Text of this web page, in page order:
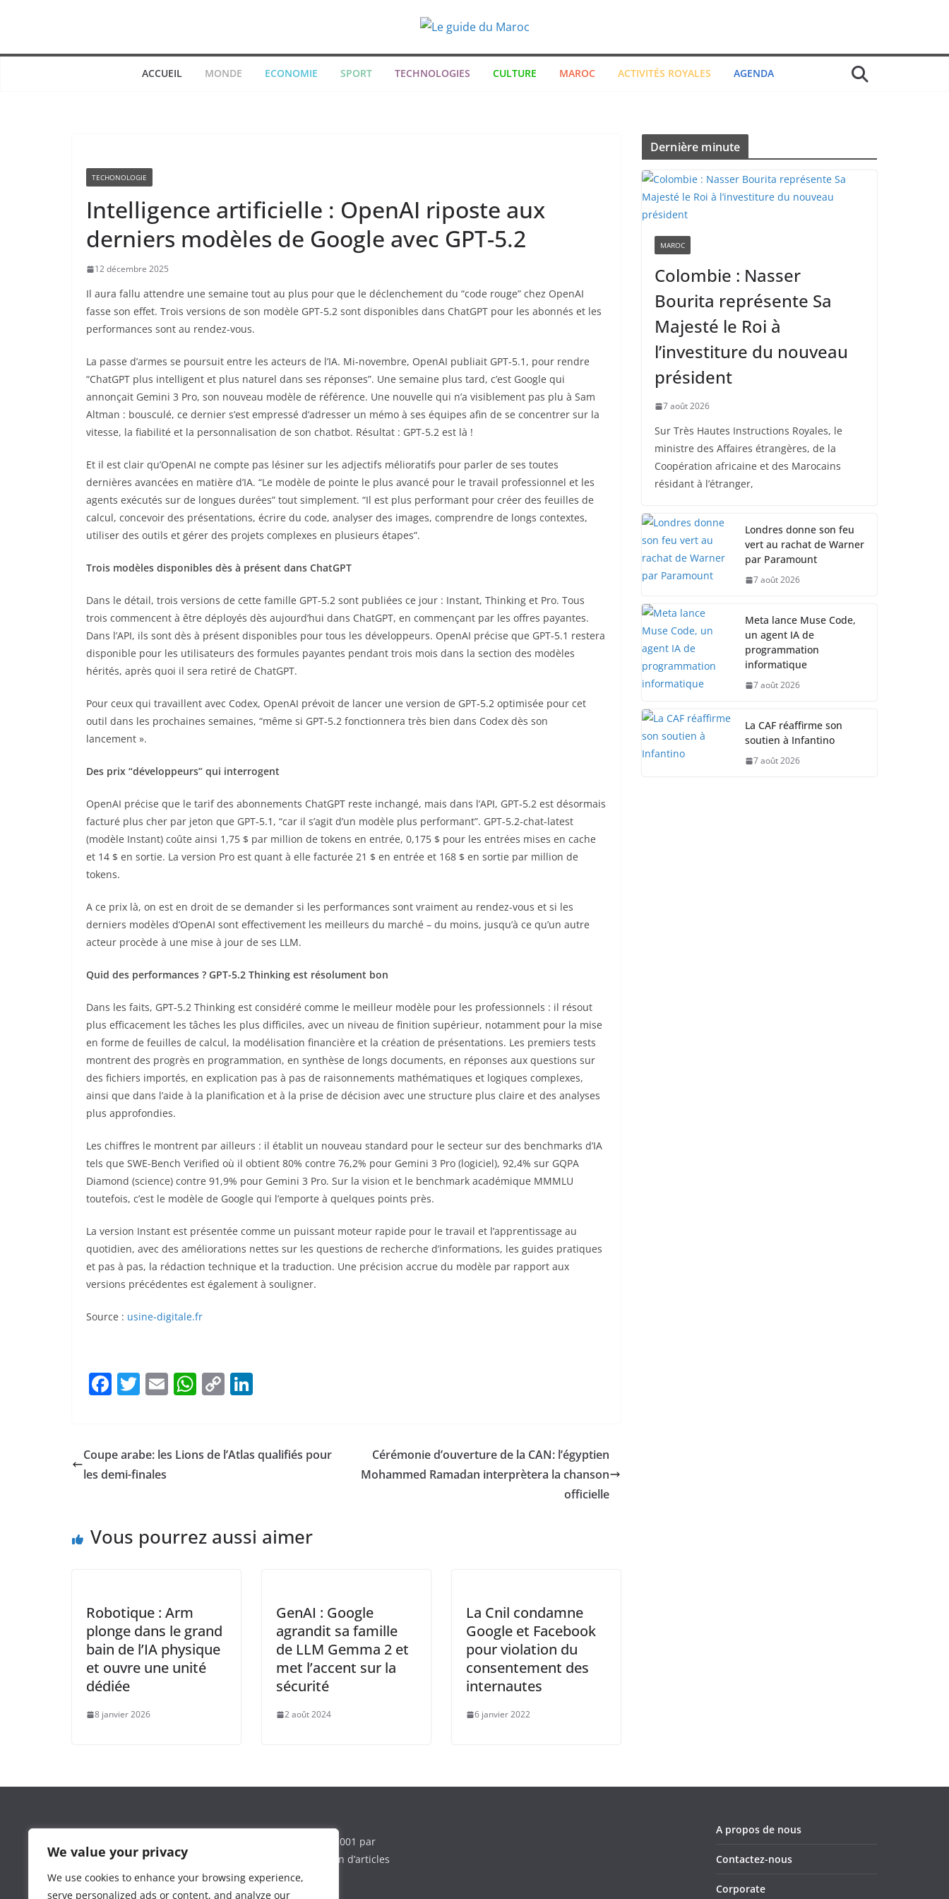
We value your privacy
We use cookies to enhance your browsing experience,
serve personalized ads or content, and analyze our
ACCUEIL MONDE ECONOMIE SPORT TECHNOLOGIES CULTURE MAROC ACTIVITÉS ROYALES AGENDA
TECHONOLOGIE
Intelligence artificielle : OpenAI riposte aux
derniers modèles de Google avec GPT-5.2
12 décembre 2025
Il aura fallu attendre une semaine tout au plus pour que le déclenchement du “code rouge” chez OpenAI
fasse son effet. Trois versions de son modèle GPT-5.2 sont disponibles dans ChatGPT pour les abonnés et les
performances sont au rendez-vous.
La passe d’armes se poursuit entre les acteurs de l’IA. Mi-novembre, OpenAI publiait GPT-5.1, pour rendre
“ChatGPT plus intelligent et plus naturel dans ses réponses”. Une semaine plus tard, c’est Google qui
annonçait Gemini 3 Pro, son nouveau modèle de référence. Une nouvelle qui n’a visiblement pas plu à Sam
Altman : bousculé, ce dernier s’est empressé d’adresser un mémo à ses équipes afin de se concentrer sur la
vitesse, la fiabilité et la personnalisation de son chatbot. Résultat : GPT-5.2 est là !
Et il est clair qu’OpenAI ne compte pas lésiner sur les adjectifs mélioratifs pour parler de ses toutes
dernières avancées en matière d’IA. “Le modèle de pointe le plus avancé pour le travail professionnel et les
agents exécutés sur de longues durées” tout simplement. “Il est plus performant pour créer des feuilles de
calcul, concevoir des présentations, écrire du code, analyser des images, comprendre de longs contextes,
utiliser des outils et gérer des projets complexes en plusieurs étapes”.
Trois modèles disponibles dès à présent dans ChatGPT
Dans le détail, trois versions de cette famille GPT-5.2 sont publiées ce jour : Instant, Thinking et Pro. Tous
trois commencent à être déployés dès aujourd’hui dans ChatGPT, en commençant par les offres payantes.
Dans l’API, ils sont dès à présent disponibles pour tous les développeurs. OpenAI précise que GPT‑5.1 restera
disponible pour les utilisateurs des formules payantes pendant trois mois dans la section des modèles
hérités, après quoi il sera retiré de ChatGPT.
Pour ceux qui travaillent avec Codex, OpenAI prévoit de lancer une version de GPT‑5.2 optimisée pour cet
outil dans les prochaines semaines, “même si GPT‑5.2 fonctionnera très bien dans Codex dès son
lancement ».
Des prix “développeurs” qui interrogent
OpenAI précise que le tarif des abonnements ChatGPT reste inchangé, mais dans l’API, GPT‑5.2 est désormais
facturé plus cher par jeton que GPT‑5.1, “car il s’agit d’un modèle plus performant”. GPT-5.2-chat-latest
(modèle Instant) coûte ainsi 1,75 $ par million de tokens en entrée, 0,175 $ pour les entrées mises en cache
et 14 $ en sortie. La version Pro est quant à elle facturée 21 $ en entrée et 168 $ en sortie par million de
tokens.
A ce prix là, on est en droit de se demander si les performances sont vraiment au rendez-vous et si les
derniers modèles d’OpenAI sont effectivement les meilleurs du marché – du moins, jusqu’à ce qu’un autre
acteur procède à une mise à jour de ses LLM.
Quid des performances ? GPT-5.2 Thinking est résolument bon
Dans les faits, GPT‑5.2 Thinking est considéré comme le meilleur modèle pour les professionnels : il résout
plus efficacement les tâches les plus difficiles, avec un niveau de finition supérieur, notamment pour la mise
en forme de feuilles de calcul, la modélisation financière et la création de présentations. Les premiers tests
montrent des progrès en programmation, en synthèse de longs documents, en réponses aux questions sur
des fichiers importés, en explication pas à pas de raisonnements mathématiques et logiques complexes,
ainsi que dans l’aide à la planification et à la prise de décision avec une structure plus claire et des analyses
plus approfondies.
Les chiffres le montrent par ailleurs : il établit un nouveau standard pour le secteur sur des benchmarks d’IA
tels que SWE-Bench Verified où il obtient 80% contre 76,2% pour Gemini 3 Pro (logiciel), 92,4% sur GQPA
Diamond (science) contre 91,9% pour Gemini 3 Pro. Sur la vision et le benchmark académique MMMLU
toutefois, c’est le modèle de Google qui l’emporte à quelques points près.
La version Instant est présentée comme un puissant moteur rapide pour le travail et l’apprentissage au
quotidien, avec des améliorations nettes sur les questions de recherche d’informations, les guides pratiques
et pas à pas, la rédaction technique et la traduction. Une précision accrue du modèle par rapport aux
versions précédentes est également à souligner.
Source : usine-digitale.fr
F
e
b
k
T
er
E
l
W
s
C
y e
Coupe arabe: les Lions de l’Atlas qualifiés pour
les demi-finales
Cérémonie d’ouverture de la CAN: l’égyptien
Mohammed Ramadan interprètera la chanson
officielle
Vous pourrez aussi aimer
Robotique : Arm
plonge dans le grand
bain de l’IA physique
et ouvre une unité
dédiée
8 janvier 2026
GenAI : Google
agrandit sa famille
de LLM Gemma 2 et
met l’accent sur la
sécurité
2 août 2024
La Cnil condamne
Google et Facebook
pour violation du
consentement des
internautes
6 janvier 2022
Dernière minute
MAROC
Colombie : Nasser
Bourita représente Sa
Majesté le Roi à
l’investiture du nouveau
président
7 août 2026
Sur Très Hautes Instructions Royales, le
ministre des Affaires étrangères, de la
Coopération africaine et des Marocains
résidant à l’étranger,
Londres donne son feu
vert au rachat de Warner
par Paramount
7 août 2026
Meta lance Muse Code,
un agent IA de
programmation
informatique
7 août 2026
La CAF réaffirme son
soutien à Infantino
7 août 2026
Leguide.ma est un site d’information marocain crée en 2001 par
l’agence3wdev.ma dans le but de proposer une sélection d’articles
d’actualité et de conseil de calibre.
A propos de nous
Contactez-nous
Corporate